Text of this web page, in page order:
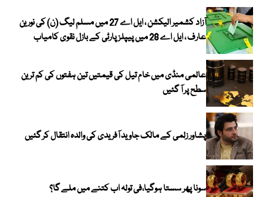
آزاد کشمیر الیکشن ، ایل اے 27 میں مسلم لیگ (ن) کی نورین
عارف ، ایل اے 28 میں پیپلز پارٹی کے بازل نقوی کامیاب
عالمی منڈی میں خام تیل کی قیمتیں تین ہفتوں کی کم ترین
سطح پر آ گئیں
پشاور زلمی کے مالک جاوید آفریدی کی والدہ انتقال کر گئیں
سونا پھر سستا ہوگیا،فی تولہ اب کتنے میں ملے گا؟